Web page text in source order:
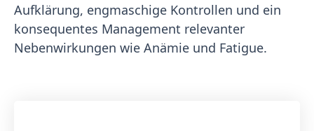
Aufklärung, engmaschige Kontrollen und ein
konsequentes Management relevanter
Nebenwirkungen wie Anämie und Fatigue.